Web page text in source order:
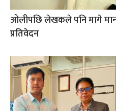
ओलीपछि लेखकले पनि मागे
प्रतिवेदन